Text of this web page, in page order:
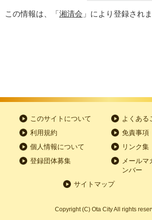
この情報は、「 湘清会 」により登録されま
このサイトについて
よくある
利用規約
免責事項
個人情報について
リンク集
登録団体募集
メールマ
ンバー
サイトマップ
Copyright(C) Ota City All rights